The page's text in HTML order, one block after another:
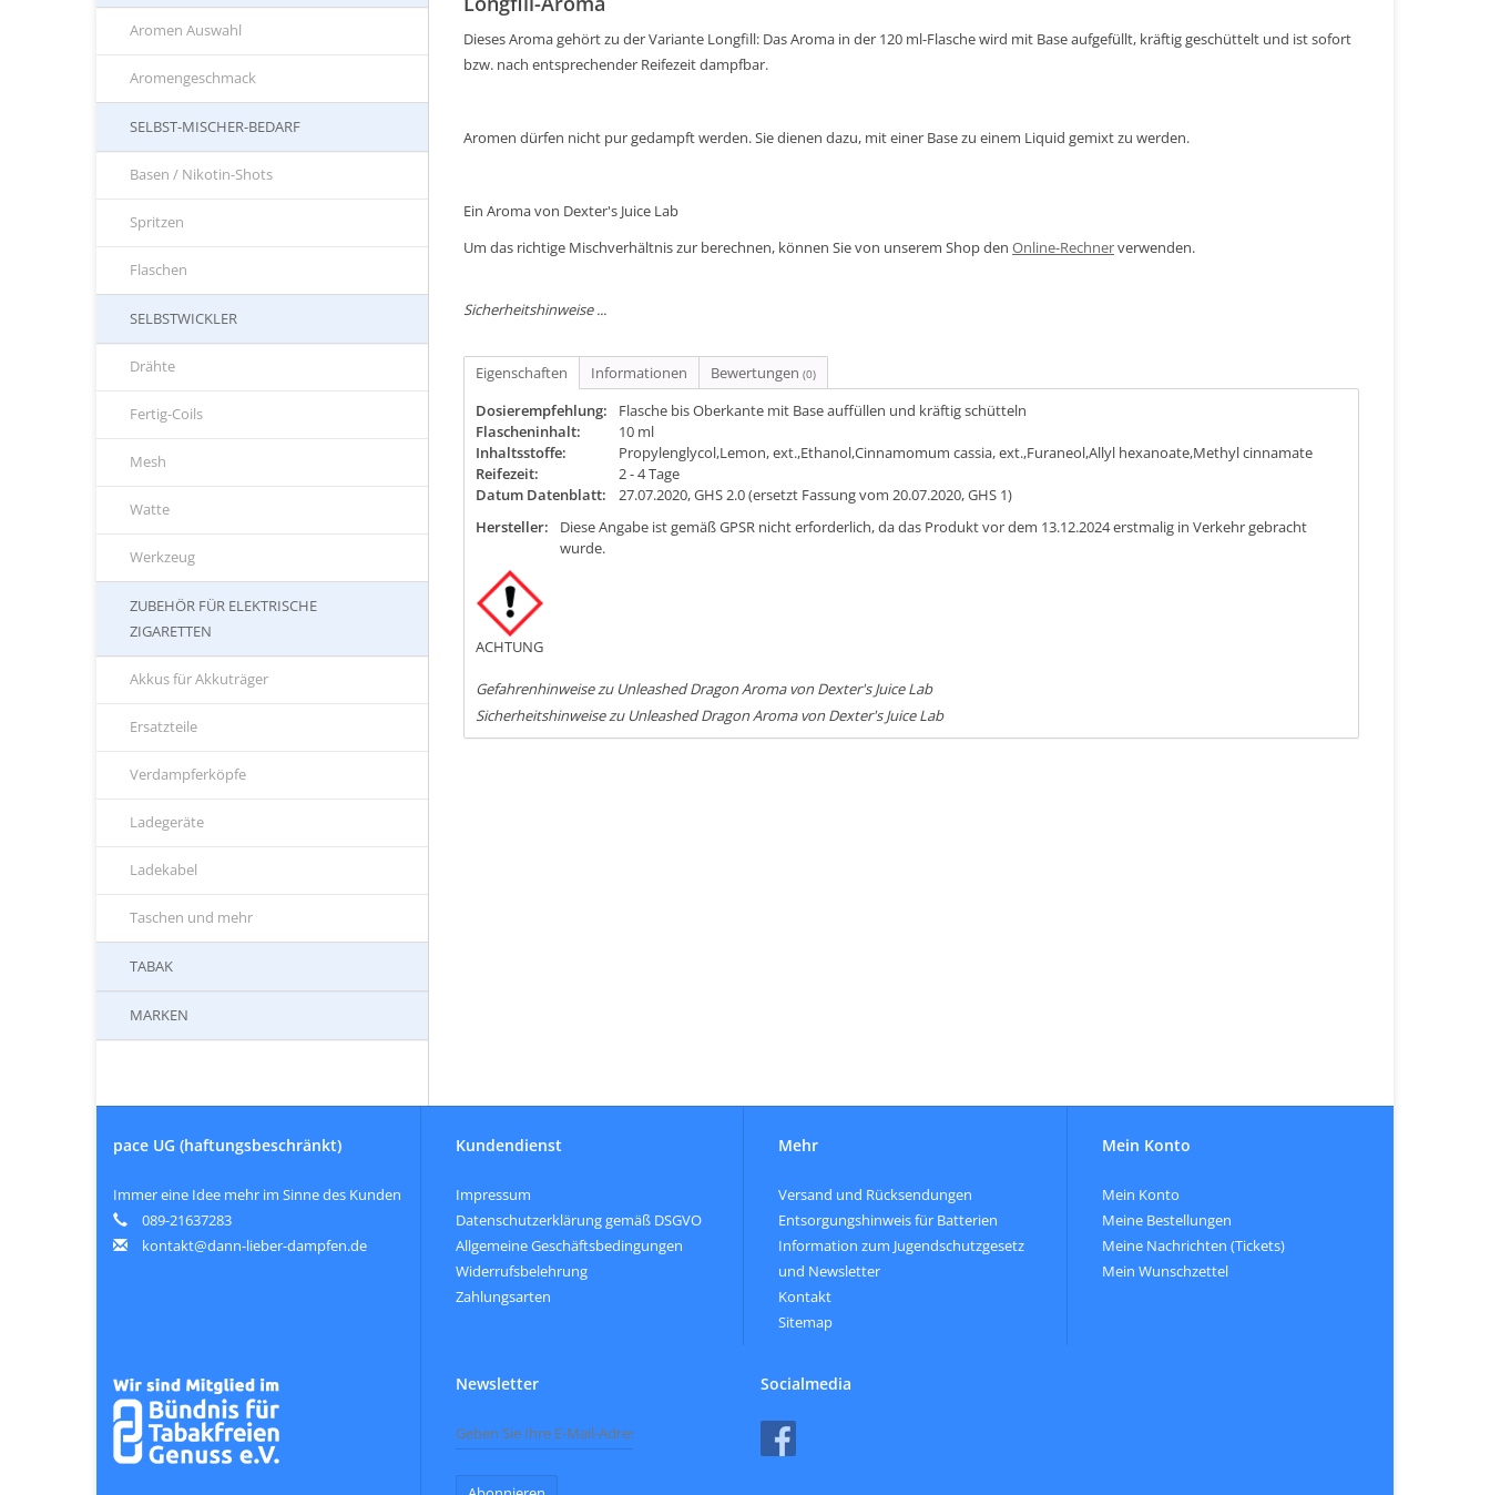
Aromen Auswahl
Aromengeschmack
SELBST-MISCHER-BEDARF
Basen / Nikotin-Shots
Spritzen
Flaschen
SELBSTWICKLER
Drähte
Fertig-Coils
Mesh
Watte
Werkzeug
ZUBEHÖR FÜR ELEKTRISCHE
ZIGARETTEN
Akkus für Akkuträger
Ersatzteile
Verdampferköpfe
Ladegeräte
Ladekabel
Taschen und mehr
TABAK
MARKEN
Dieses Aroma gehört zu der Variante Longfill: Das Aroma in der 120 ml-Flasche wird mit Base aufgefüllt, kräftig geschüttelt und ist sofort
bzw. nach entsprechender Reifezeit dampfbar.
Aromen dürfen nicht pur gedampft werden. Sie dienen dazu, mit einer Base zu einem Liquid gemixt zu werden.
Ein Aroma von Dexter's Juice Lab
Um das richtige Mischverhältnis zur berechnen, können Sie von unserem Shop den Online-Rechnerverwenden.
Sicherheitshinweise ...
Eigenschaften Informationen Bewertungen (0)
Dosierempfehlung:
Flasche bis Oberkante mit Base auffüllen und kräftig schütteln
Flascheninhalt:
10 ml
Inhaltsstoffe:
Propylenglycol,Lemon, ext.,Ethanol,Cinnamomum cassia, ext.,Furaneol,Allyl hexanoate,Methyl cinnamate
Reifezeit:
2 - 4 Tage
Datum Datenblatt:
27.07.2020, GHS 2.0 (ersetzt Fassung vom 20.07.2020, GHS 1)
Hersteller:
Diese Angabe ist gemäß GPSR nicht erforderlich, da das Produkt vor dem 13.12.2024 erstmalig in Verkehr gebracht
wurde.
ACHTUNG
Gefahrenhinweise zu Unleashed Dragon Aroma von Dexter's Juice Lab
Sicherheitshinweise zu Unleashed Dragon Aroma von Dexter's Juice Lab
pace UG (haftungsbeschränkt)
Immer eine Idee mehr im Sinne des Kunden
089-21637283
kontakt@dann-lieber-dampfen.de
Kundendienst
Impressum
Datenschutzerklärung gemäß DSGVO
Allgemeine Geschäftsbedingungen
Widerrufsbelehrung
Zahlungsarten
Mehr
Versand und Rücksendungen
Entsorgungshinweis für Batterien
Information zum Jugendschutzgesetz
und Newsletter
Kontakt
Sitemap
Mein Konto
Mein Konto
Meine Bestellungen
Meine Nachrichten (Tickets)
Mein Wunschzettel
Newsletter Socialmedia